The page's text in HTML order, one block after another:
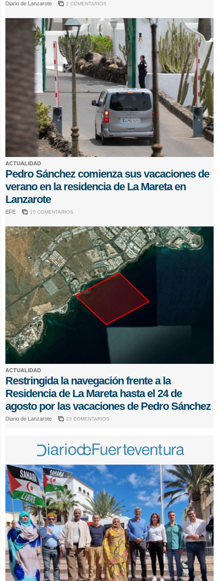
Diario de Lanzarote 2 COMENTARIOS
ACTUALIDAD
Pedro Sánchez comienza sus vacaciones de
verano en la residencia de La Mareta en
Lanzarote
EFE 15 COMENTARIOS
ACTUALIDAD
Restringida la navegación frente a la
Residencia de La Mareta hasta el 24 de
agosto por las vacaciones de Pedro Sánchez
Diario de Lanzarote 23 COMENTARIOS